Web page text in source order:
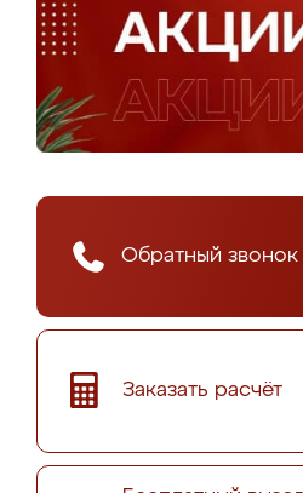
Обратный звонок
Заказать расчёт